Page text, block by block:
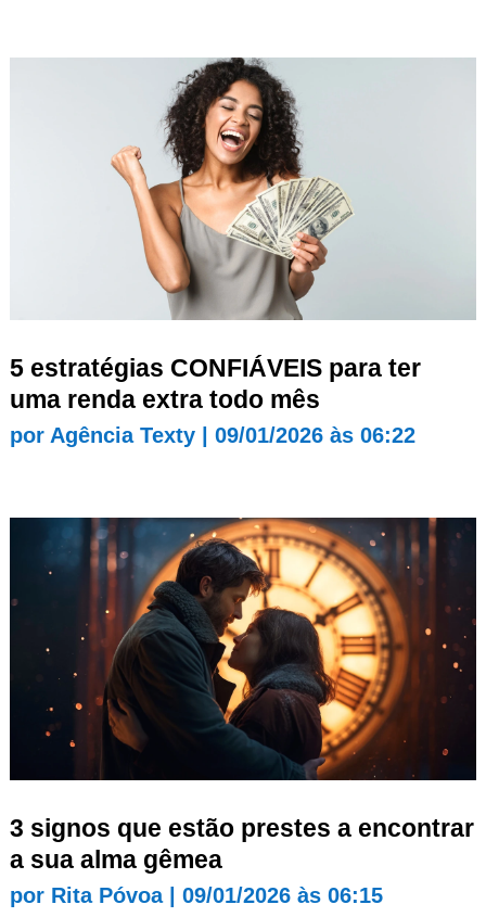
5 estratégias CONFIÁVEIS para ter
uma renda extra todo mês
por Agência Texty| 09/01/2026 às 06:22
3 signos que estão prestes a encontrar
a sua alma gêmea
por Rita Póvoa| 09/01/2026 às 06:15